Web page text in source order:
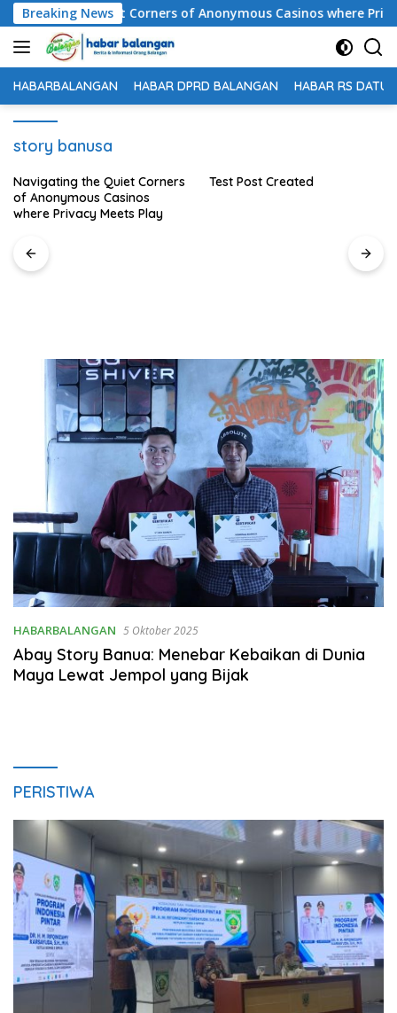
Langsung
ke
konten
Breaking News
the Quiet Corners of Anonymous Casinos where Privacy
HABARBALANGAN HABAR DPRD BALANGAN HABAR RS DATU
story banusa
Test Post Created
HABARBALANGAN 5 Oktober 2025
Abay Story Banua: Menebar Kebaikan di Dunia
Maya Lewat Jempol yang Bijak
PERISTIWA